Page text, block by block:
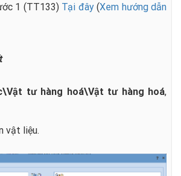
1 (TT133) Tại đây (Xem hướng dẫn
tư hàng hoá\Vật tư hàng hoá,
vật liệu.